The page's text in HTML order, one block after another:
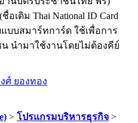
เดิม Thai National ID Card
บบสมาร์ทการ์ด ใช้เพื่อการ
นำมาใช้งานโดยไม่ต้องคีย์
ศ์ ยองทอง
> โปรแกรมบริหารธุรกิจ >